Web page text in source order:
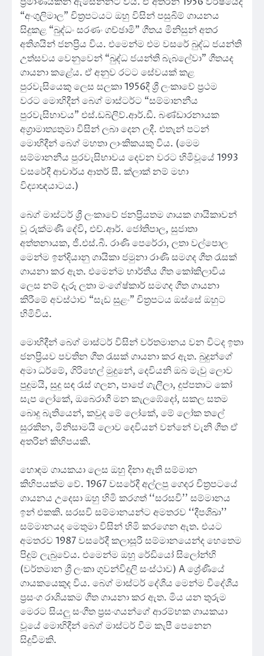
“අංගුලිමාල” චිත්‍රපටයට ඔහු විසින් පසුබිම් ගායනය
සිදුකළ “බුද්ධං සරණං ගච්ඡාමි” ගීතය මිනිසුන් අතර
අතිශයින් ජනප්‍රිය විය. එමෙන්ම එම වසරේ බුද්ධ ජයන්ති
උත්සවය වෙනුවෙන් “බුද්ධ ජයන්ති බැබලේවා” ගීතයද
ගායනා කළේය. ඒ අනුව රටට සේවයක් කළ
පුරවැසියෙකු ලෙස සලකා 1956දී ශ්‍රී ලංකාවේ ප්‍රථම
වරට මොහිදීන් බෙග් මාස්ටර්ට “සම්මානනීය
පුරවැසිභාවය” එස්.ඩබ්ලිව්.ආර්.ඩී. බණ්ඩාරනායක
අග්‍රාමාත්‍යතුමා විසින් ලබා දෙන ලදී. එතැන් පටන්
මොහිදීන් බෙග් මහතා ලාංකිකයකු විය. (මෙම
සම්මානනීය පුරවැසිභාවය දෙවන වරට හිමිවූයේ 1993
වසරේදී ආචාර්ය ආතර් සී. ක්ලාක් නම් මහා
විද්‍යාඥයාටය.)
බෙග් මාස්ටර් ශ්‍රී ලංකාවේ ජනප්‍රියතම ගායක ගායිකාවන්
වූ රුක්මණී දේවි, එච්.ආර්. ජෝතිපාල, සුජාතා
අත්තනායක, ජී.එස්.බී. රාණි පෙරේරා, ලතා වල්පොල
මෙන්ම ඉන්දියානු ගායිකා ජමුනා රාණි සමගද ගීත රැසක්
ගායනා කර ඇත. එමෙන්ම භාර්තීය ගීත කෝකිලාවිය
ලෙස නම් දැරූ ලතා මංගේෂ්කාර් සමගද ගීත ගායනා
කිරීමේ අවස්ථාව “සැඩ සුළං” චිත්‍රපටය ඔස්සේ ඔහුට
හිමිවිය.
මොහිදීන් බෙග් මාස්ටර් විසින් වර්තමානය වන විටද ඉතා
ජනප්‍රියව පවතින ගීත රැසක් ගායනා කර ඇත. බුදුන්ගේ
අමා ධර්මේ, ගිරිහෙල් මුදුනේ, දෙවියනි ඔබ මැවු ලොව
පුදුමයි, සුදු සඳ රැස් ගලන, පාපේ ගැලීලා, දුප්පතාට කෝ
සැප ලෝකේ, ඔබෙරාගී මන කැලඹේදෝ, සකල සතම
බොදු බැතියෙන්, කවුද මේ ලෝකේ, මේ ලෝක තලේ
සුරකින, මිනිසාමයි ලොව දෙවියන් වන්නේ වැනි ගීත ඒ
අතරින් කිහිපයකි.
හොඳම ගායකයා ලෙස ඔහු දිනා ඇති සම්මාන
කිහිපයක්ම වේ. 1967 වසරේදී අල්ලපු ගෙදර චිත්‍රපටයේ
ගායනය උදෙසා ඔහු හිමි කරගත් ‘‘සරසවි’’ සම්මානය
ඉන් එකකි. සරසවි සම්මානයන්ට අමතරව ‘‘දීපශිඛා’’
සම්මානයද මෙතුමා විසින් හිමි කරගෙන ඇත. එයට
අමතරව 1987 වසරේදී කලාසූරී සම්මානයෙන්ද හෙතෙම
පිදුම් ලැබුවේය. එමෙන්ම ඔහු රේඩියෝ සිලෝන්හි
(වර්තමාන ශ්‍රී ලංකා ගුවන්විදුලි සංස්ථාව) A ශ්‍රේණියේ
ගායකයෙකුද විය. බෙග් මාස්ටර් දේශීය මෙන්ම විදේශීය
ප්‍රසංග රාශියකම ගීත ගායනා කර ඇත. මිය යන තුරුම
මෙරට සියලු සංගීත ප්‍රසංගයන්ගේ ආරම්භක ගායකයා
වූයේ මොහිදීන් බෙග් මාස්ටර් වීම කැපී පෙනෙන
සිදුවීමකි.